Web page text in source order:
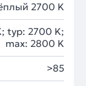
2700 K
typ: 2700 K;
max: 2800 K
>85